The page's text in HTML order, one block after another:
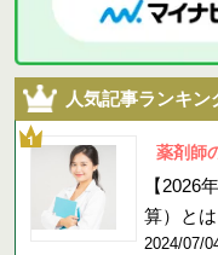
人気記事ランキン
薬剤師
【2026
算）と
2024/07/